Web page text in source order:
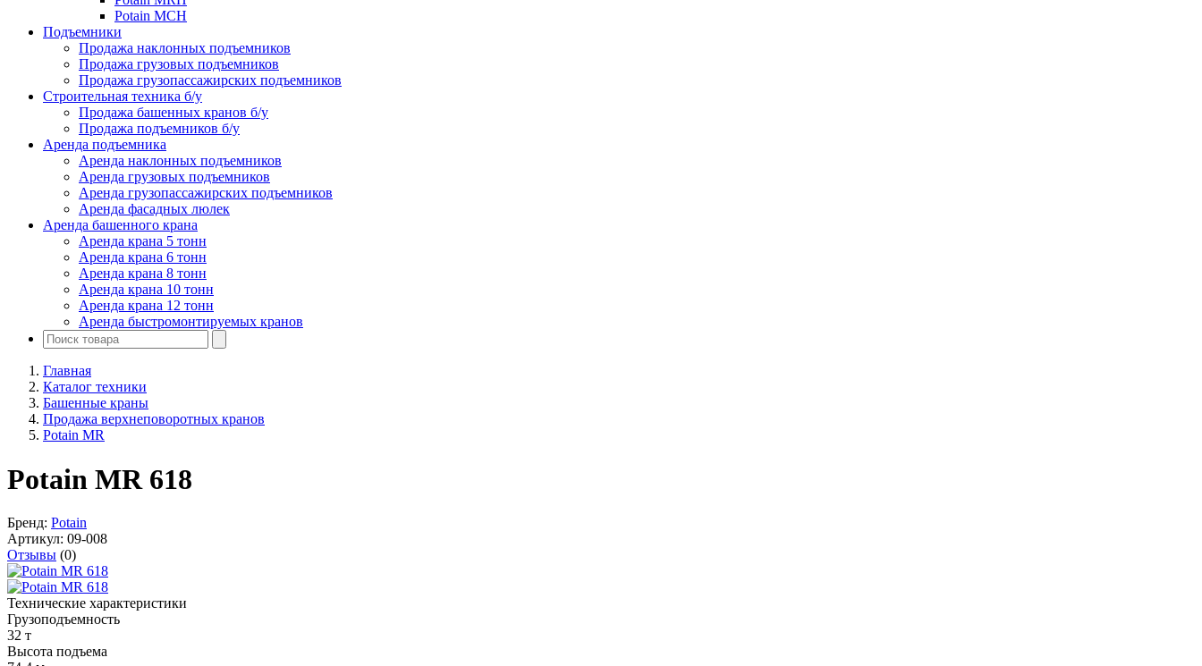
Potain MCH
Подъемники
Продажа наклонных подъемников
Продажа грузовых подъемников
Продажа грузопассажирских подъемников
Строительная техника б/у
Продажа башенных кранов б/у
Продажа подъемников б/у
Аренда подъемника
Аренда наклонных подъемников
Аренда грузовых подъемников
Аренда грузопассажирских подъемников
Аренда фасадных люлек
Аренда башенного крана
Аренда крана 5 тонн
Аренда крана 6 тонн
Аренда крана 8 тонн
Аренда крана 10 тонн
Аренда крана 12 тонн
Аренда быстромонтируемых кранов
Главная
Каталог техники
Башенные краны
Продажа верхнеповоротных кранов
Potain MR
Potain MR 618
Бренд: Potain
Артикул: 09-008
Отзывы (0)
Технические характеристики
Грузоподъемность
32 т
Высота подъема